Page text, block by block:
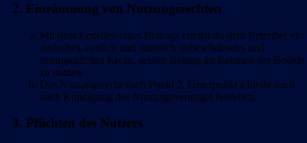
2. Einräumung von Nutzungsrechten
Mit dem Erstellen eines Beitrags erteilst du dem Betreiber ein
einfaches, zeitlich und räumlich unbeschränktes und
unentgeltliches Recht, deinen Beitrag im Rahmen des Boards
zu nutzen.
Das Nutzungsrecht nach Punkt 2, Unterpunkt a bleibt auch
nach Kündigung des Nutzungsvertrages bestehen.
3. Pflichten des Nutzers